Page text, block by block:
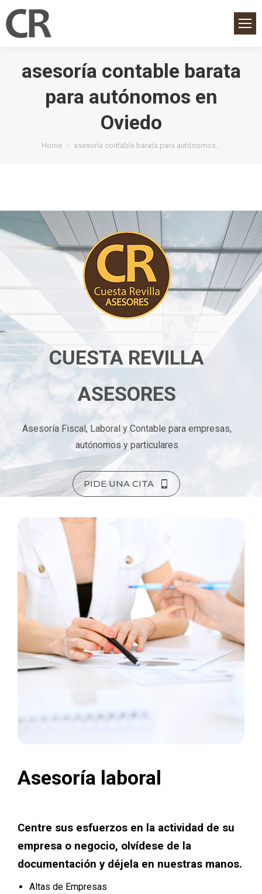
asesoría contable barata
para autónomos en
Oviedo
You are here:
Home asesoría contable barata para autónomos…
CUESTA REVILLA
ASESORES
Asesoría Fiscal, Laboral y Contable para empresas,
autónomos y particulares
PIDE UNA CITA
Asesoría laboral
Centre sus esfuerzos en la actividad de su
empresa o negocio, olvídese de la
documentación y déjela en nuestras manos.
Altas de Empresas